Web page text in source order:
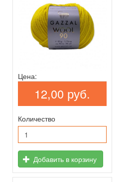
Цена:
12,00 руб.
Количество
Добавить в корзину